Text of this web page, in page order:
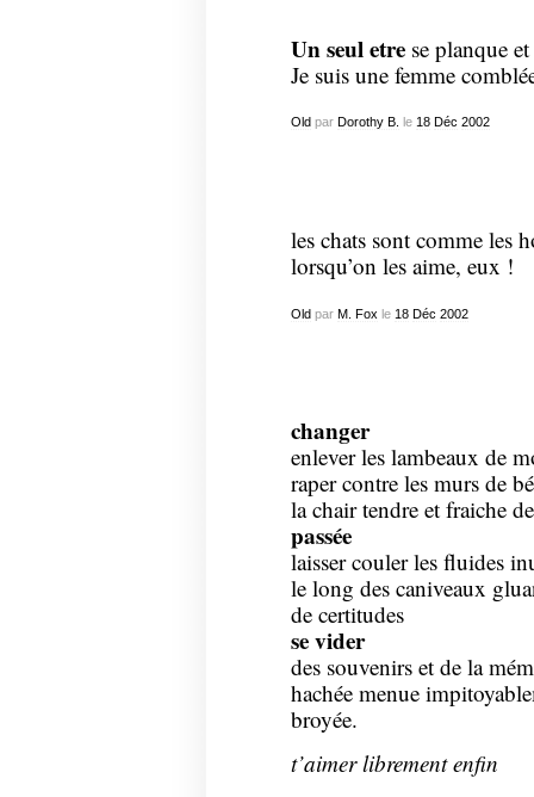
Un seul etrese planque
Je suis une femme
Old par Dorothy B. le 18 Déc 2002
les chats sont comme les
lorsqu’on les aime, eux !
Oldpar M. Fox le 18 Déc 2002
changer
enlever les lambeaux de
raper contre les murs de
la chair tendre et fraiche
passée
laisser couler les fluides
le long des caniveaux
de certitudes
se vider
des souvenirs et de la
hachée menue
broyée.
t’aimer librement enfin